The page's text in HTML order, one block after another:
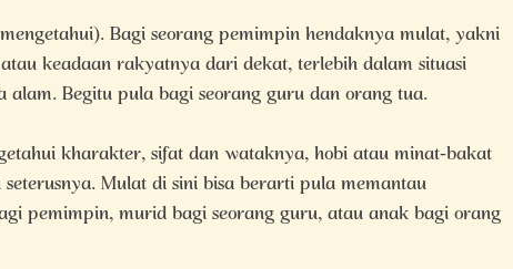
Bagi seorang pemimpin hendaknya mulat, yakni
keadaan rakyatnya dari dekat, terlebih dalam situasi
alam. Begitu pula bagi seorang guru dan orang tua.
kharakter, sifat dan wataknya, hobi atau minat-bakat
Mulat di sini bisa berarti pula memantau
pemimpin, murid bagi seorang guru, atau anak bagi orang